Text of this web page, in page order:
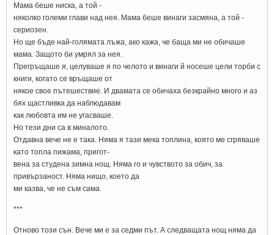
Мама беше ниска, а той -
няколко големи глави над нея. Мама беше винаги засмяна, а той -
сериозен.
Но ще бъде най-голямата лъжа, ако кажа, че баща ми не обичаше
мама. Защото би умрял за нея.
Прегръщаше я, целуваше я по челото и винаги й носеше цели торби с
книги, когато се връщаше от
някое свое пътешествие. И двамата се обичаха безкрайно много и аз
бях щастливка да наблюдавам
как любовта им не угасваше.
Но тези дни са в миналото.
Отдавна вече не е така. Няма я тази мека топлина, която ме сгряваше
като топла пижама, пригот-
вена за студена зимна нощ. Няма го и чувството за обич, за
привързаност. Няма нищо, което да
ми казва, че не съм сама.
***
Отново този сън. Вече ми е за седми път. А следващата нощ няма да